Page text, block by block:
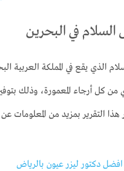
في البحرين
الذي يقع في المملكة العربية
من كل أرجاء المعمورة، وذلك
التقرير بمزيد من المعلومات
افضل دكتور ليزر عيون بالرياض